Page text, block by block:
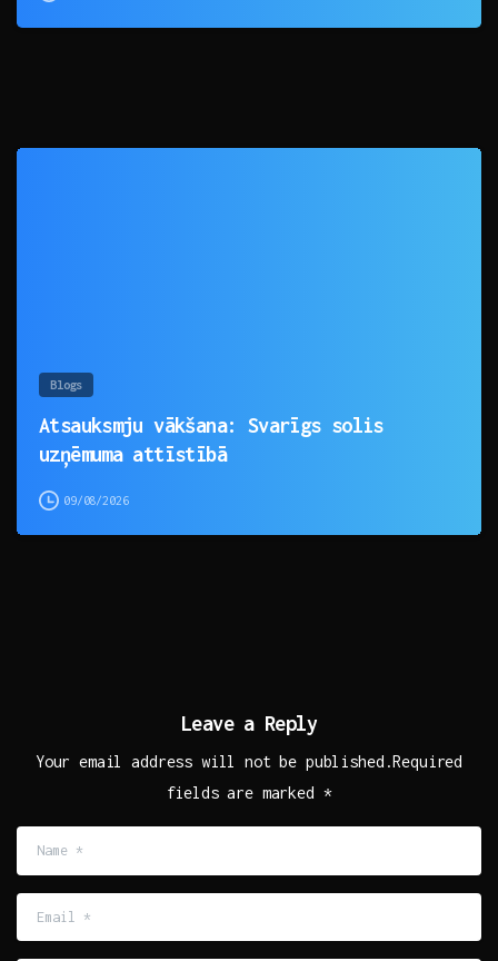
Blogs
Atsauksmju vākšana: Svarīgs solis
uzņēmuma attīstībā
09/08/2026
Leave a Reply
Your email address will not be published.Required
fields are marked *
*